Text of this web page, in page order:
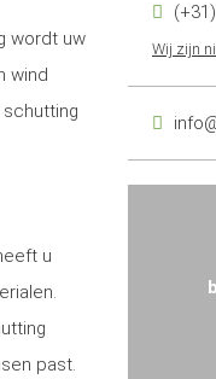
wordt uw
wind
u
past.
Wij zijn